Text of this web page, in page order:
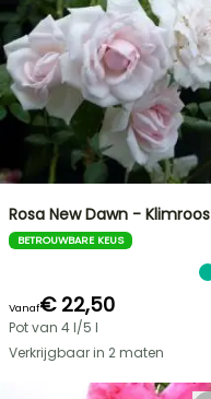
Rosa New Dawn - Klimroos
BETROUWBARE KEUS
Vanaf€ 22,50
Pot van 4 l/5 l
Verkrijgbaar in 2 maten